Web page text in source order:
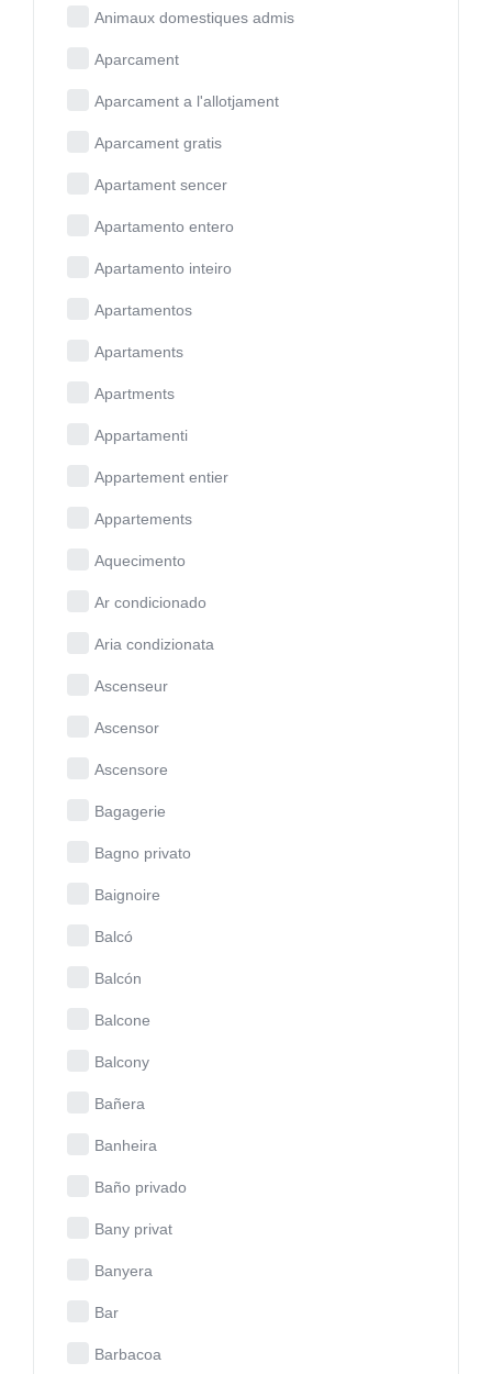
Animaux domestiques admis
Aparcament
Aparcament a l'allotjament
Aparcament gratis
Apartament sencer
Apartamento entero
Apartamento inteiro
Apartamentos
Apartaments
Apartments
Appartamenti
Appartement entier
Appartements
Aquecimento
Ar condicionado
Aria condizionata
Ascenseur
Ascensor
Ascensore
Bagagerie
Bagno privato
Baignoire
Balcó
Balcón
Balcone
Balcony
Bañera
Banheira
Baño privado
Bany privat
Banyera
Bar
Barbacoa